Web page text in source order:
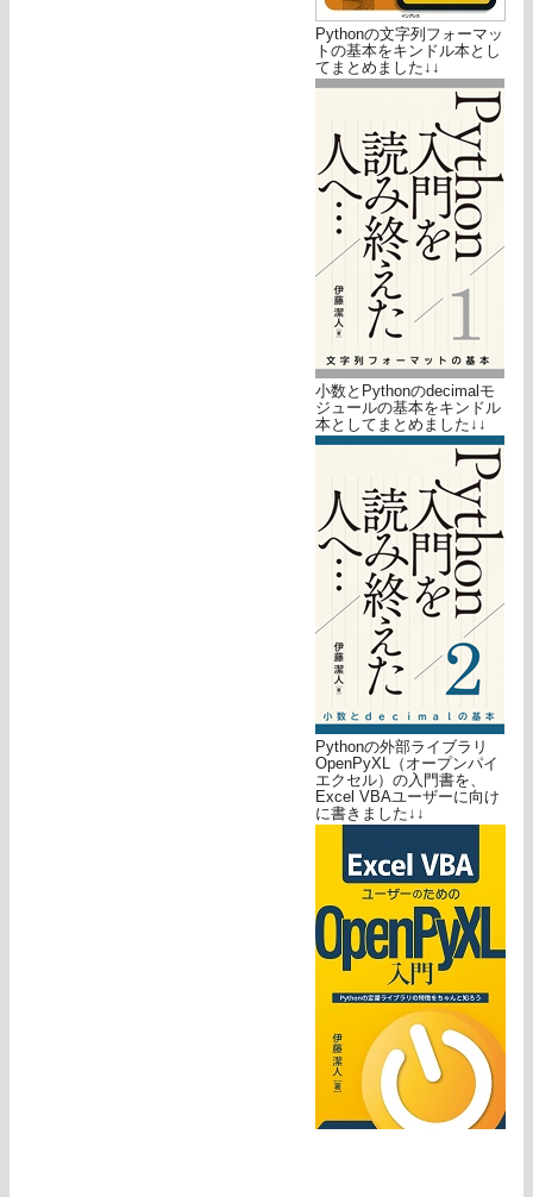
Pythonの文字列フォーマッ
トの基本をキンドル本とし
てまとめました↓↓
小数とPythonのdecimalモ
ジュールの基本をキンドル
本としてまとめました↓↓
Pythonの外部ライブラリ
OpenPyXL（オープンパイ
エクセル）の入門書を、
Excel VBAユーザーに向け
に書きました↓↓